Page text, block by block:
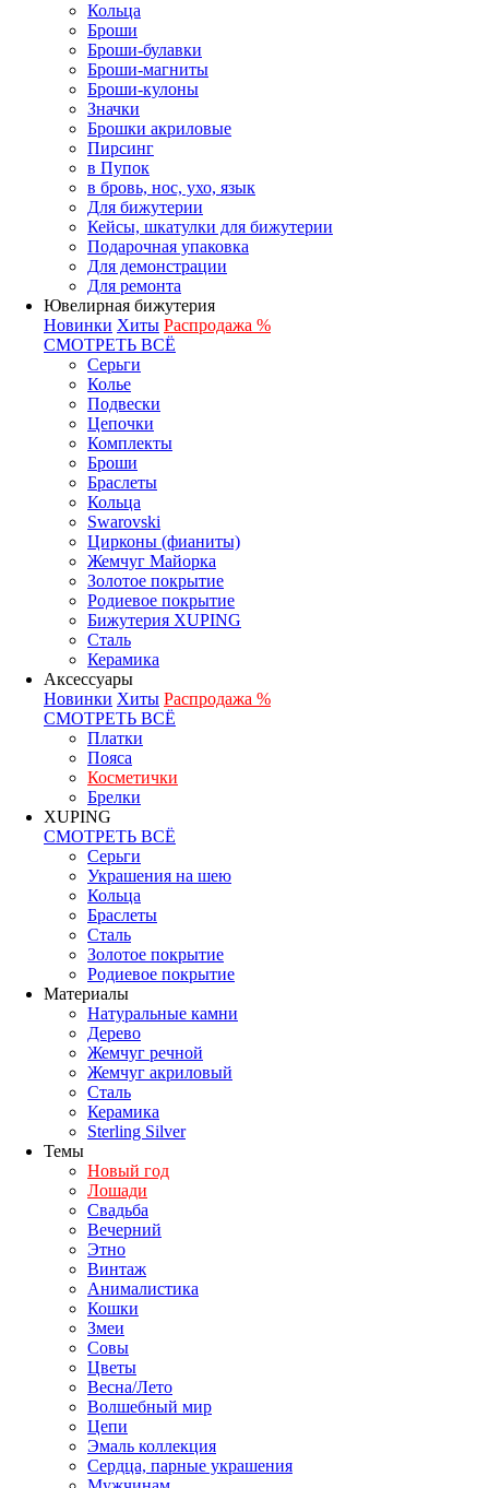
Кольца
Броши
Броши-булавки
Броши-магниты
Броши-кулоны
Значки
Брошки акриловые
Пирсинг
в Пупок
в бровь, нос, ухо, язык
Для бижутерии
Кейсы, шкатулки для бижутерии
Подарочная упаковка
Для демонстрации
Для ремонта
Ювелирная бижутерия
Новинки Хиты Распродажа %
СМОТРЕТЬ ВСЁ
Серьги
Колье
Подвески
Цепочки
Комплекты
Броши
Браслеты
Кольца
Swarovski
Цирконы (фианиты)
Жемчуг Майорка
Золотое покрытие
Родиевое покрытие
Бижутерия XUPING
Сталь
Керамика
Аксессуары
Новинки Хиты Распродажа %
СМОТРЕТЬ ВСЁ
Платки
Пояса
Косметички
Брелки
XUPING
СМОТРЕТЬ ВСЁ
Серьги
Украшения на шею
Кольца
Браслеты
Сталь
Золотое покрытие
Родиевое покрытие
Материалы
Натуральные камни
Дерево
Жемчуг речной
Жемчуг акриловый
Сталь
Керамика
Sterling Silver
Темы
Новый год
Лошади
Свадьба
Вечерний
Этно
Винтаж
Анималистика
Кошки
Змеи
Совы
Цветы
Весна/Лето
Волшебный мир
Цепи
Эмаль коллекция
Сердца, парные украшения